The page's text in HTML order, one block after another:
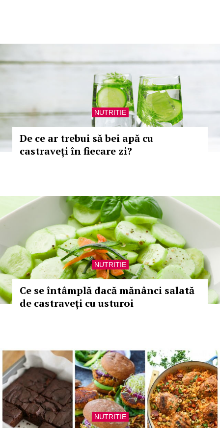
NUTRITIE
De ce ar trebui să bei apă cu
castraveți în fiecare zi?
NUTRITIE
Ce se întâmplă dacă mănânci salată
de castraveți cu usturoi
NUTRITIE